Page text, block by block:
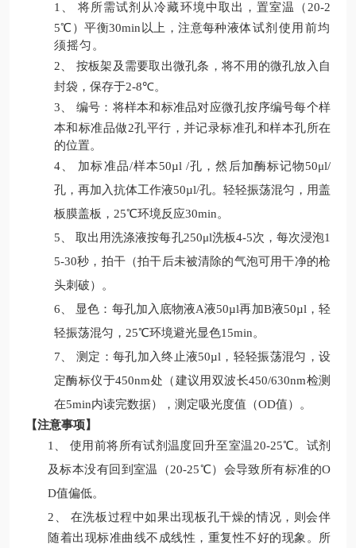
1、将所需试剂从冷藏环境中取出，置室温（ 20-2
5℃）平衡30min 以上 ，注意每种液体试剂使用前均
须摇匀。
2、 按板架及需要取出微孔条，将不用的微孔放入自
封袋，保存于2-8℃。
3、 编号：将样本和标准品对应微孔按序编号每个样
本和标准品做2孔平行，并记录标准孔和样本孔所在
的位置。
4、 加标准品/样本50µl /孔 ，然后加酶标记物50μl/
孔 ，再加入抗体工作液50µl/孔。轻轻振荡混匀，用盖
板膜盖板， 25℃环境反应30min。
5、取出用洗涤液按每孔250μl洗板4-5次，每次浸泡1
5-30秒，拍干（拍干后未被清除的气泡可用干净的枪
头刺破）。
6、
显色：每孔加入底物液A液50µl再加B液50µl ，轻
轻振荡混匀， 25℃环境避光显色15min。
7、 测定：每孔加入终止液50µl ，轻轻振荡混匀，设
定酶标仪于450nm处（建议用双波长450/630nm检测
在5min内读完数据），测定吸光度值（OD值）。
【注意事项】
1、使用前将所有试剂温度回升至室温20-25℃。试剂
及标本没有回到室温（20-25℃）会导致所有标准的O
D值偏低。
2、 在洗板过程中如果出现板孔干燥的情况，则会伴
随着出现标准曲线不成线性，重复性不好的现象。所